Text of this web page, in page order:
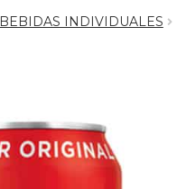
BEBIDAS INDIVIDUALES